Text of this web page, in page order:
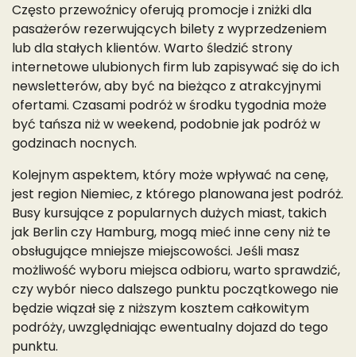
Często przewoźnicy oferują promocje i zniżki dla
pasażerów rezerwujących bilety z wyprzedzeniem
lub dla stałych klientów. Warto śledzić strony
internetowe ulubionych firm lub zapisywać się do ich
newsletterów, aby być na bieżąco z atrakcyjnymi
ofertami. Czasami podróż w środku tygodnia może
być tańsza niż w weekend, podobnie jak podróż w
godzinach nocnych.
Kolejnym aspektem, który może wpływać na cenę,
jest region Niemiec, z którego planowana jest podróż.
Busy kursujące z popularnych dużych miast, takich
jak Berlin czy Hamburg, mogą mieć inne ceny niż te
obsługujące mniejsze miejscowości. Jeśli masz
możliwość wyboru miejsca odbioru, warto sprawdzić,
czy wybór nieco dalszego punktu początkowego nie
będzie wiązał się z niższym kosztem całkowitym
podróży, uwzględniając ewentualny dojazd do tego
punktu.